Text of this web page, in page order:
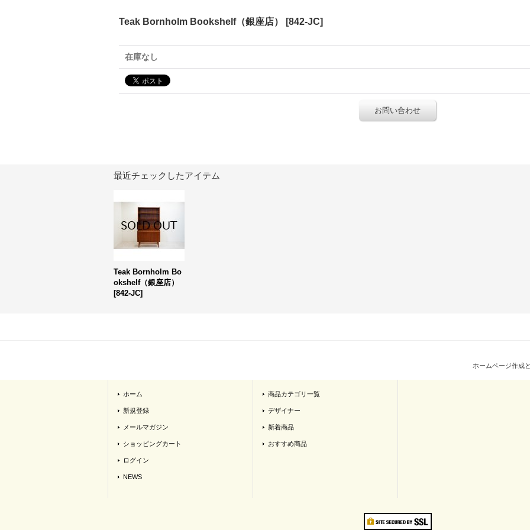
Teak Bornholm Bookshelf（銀座店） [842-JC]
在庫なし
お問い合わせ
最近チェックしたアイテム
Teak Bornholm Bo
okshelf（銀座店）
[842-JC]
ホームページ作成
ホーム
新規登録
メールマガジン
ショッピングカート
ログイン
NEWS
商品カテゴリ一覧
デザイナー
新着商品
おすすめ商品